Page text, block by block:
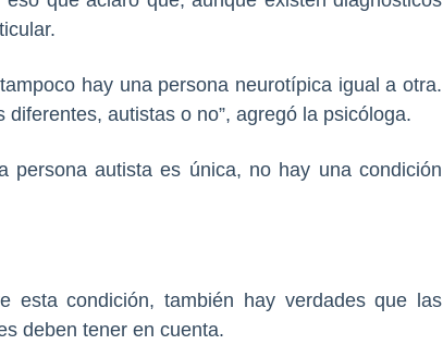
hay una persona neurotípica igual a otra.
autistas o no”, agregó la psicóloga.
esta condición, también hay verdades que las
deben tener en cuenta.